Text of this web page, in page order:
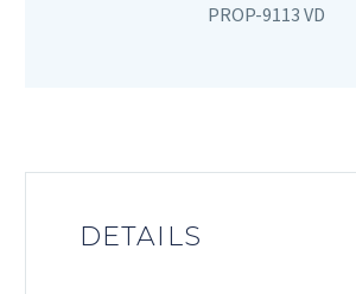
PROP-9113 VD
DETAILS